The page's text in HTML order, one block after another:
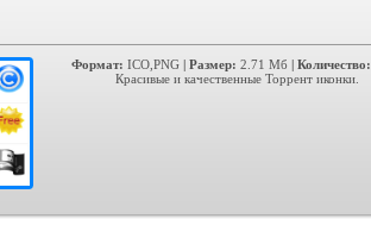
Формат: ICO,PNG | Размер: 2.71 Мб | Количество:
Красивые и качественные Торрент иконки.